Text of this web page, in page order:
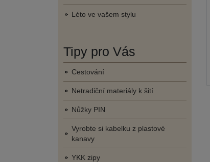
Léto ve vašem stylu
Tipy pro Vás
Cestování
Netradiční materiály k šití
Nůžky PIN
Vyrobte si kabelku z plastové
kanavy
YKK zipy